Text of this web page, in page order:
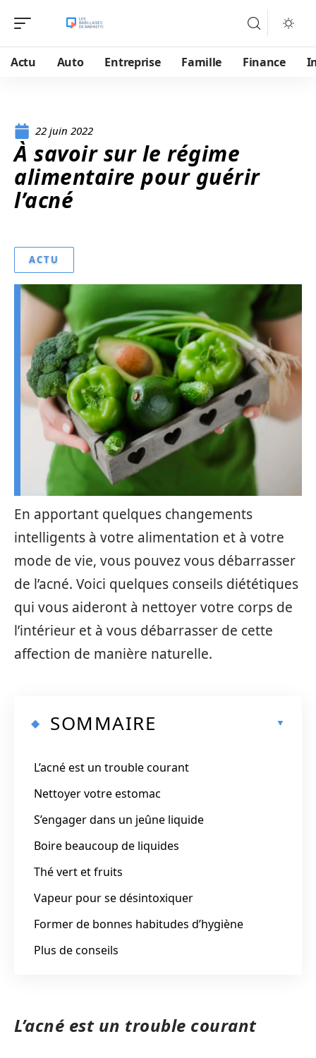
Actu Auto Entreprise Famille Finance
22 juin 2022
À savoir sur le régime
alimentaire pour guérir
l’acné
ACTU
En apportant quelques changements
intelligents à votre alimentation et à votre
mode de vie, vous pouvez vous débarrasser
de l’acné. Voici quelques conseils diététiques
qui vous aideront à nettoyer votre corps de
l’intérieur et à vous débarrasser de cette
affection de manière naturelle.
SOMMAIRE
L’acné est un trouble courant
Nettoyer votre estomac
S’engager dans un jeûne liquide
Boire beaucoup de liquides
Thé vert et fruits
Vapeur pour se désintoxiquer
Former de bonnes habitudes d’hygiène
Plus de conseils
L’acné est un trouble courant